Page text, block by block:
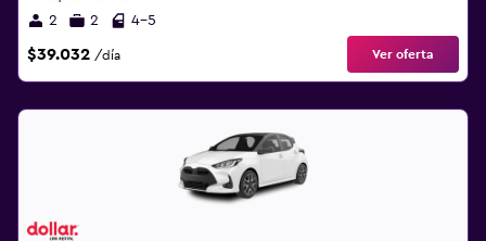
2 2 4-5
$39.032 /día Ver oferta